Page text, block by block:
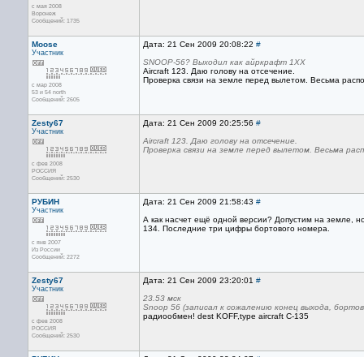
с мая 2008
Воронеж
Сообщений: 1735
Moose
Участник
с мар 2008
53 и 54 north
Сообщений: 2605
Дата: 21 Сен 2009 20:08:22 #
SNOOP-56? Выходил как айркрафт 1ХХ
Aircraft 123. Даю голову на отсечение.
Проверка связи на земле перед вылетом. Весьма
Zesty67
Участник
с фев 2008
РОССИЯ
Сообщений: 2530
Дата: 21 Сен 2009 20:25:56 #
Aircraft 123. Даю голову на отсечение.
Проверка связи на земле перед вылетом. Весьма
РУБИН
Участник
с янв 2007
Из России
Сообщений: 2272
Дата: 21 Сен 2009 21:58:43 #
А как насчет ещё одной версии? Допустим на земле,
134. Последние три цифры бортового номера.
Zesty67
Участник
с фев 2008
РОССИЯ
Сообщений: 2530
Дата: 21 Сен 2009 23:20:01 #
23.53 мск
Snoop 56 (записал к сожалению конец выхода,
радиообмен! dest KOFF,type aircraft C-135